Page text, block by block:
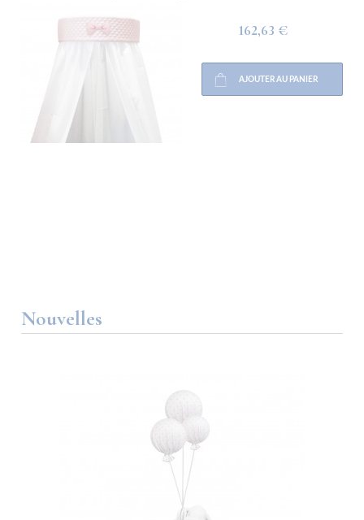
162,63 €
AJOUTER AU PANIER
Nouvelles